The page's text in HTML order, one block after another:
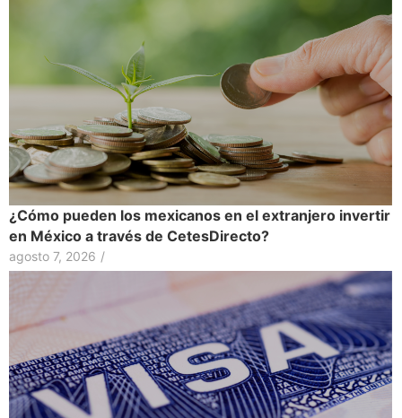
¿Cómo pueden los mexicanos en el extranjero invertir
en México a través de CetesDirecto?
agosto 7, 2026 /